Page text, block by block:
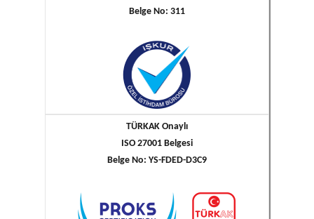
Belge No: 311
TÜRKAK Onaylı
ISO 27001 Belgesi
Belge No: YS-FDED-D3C9